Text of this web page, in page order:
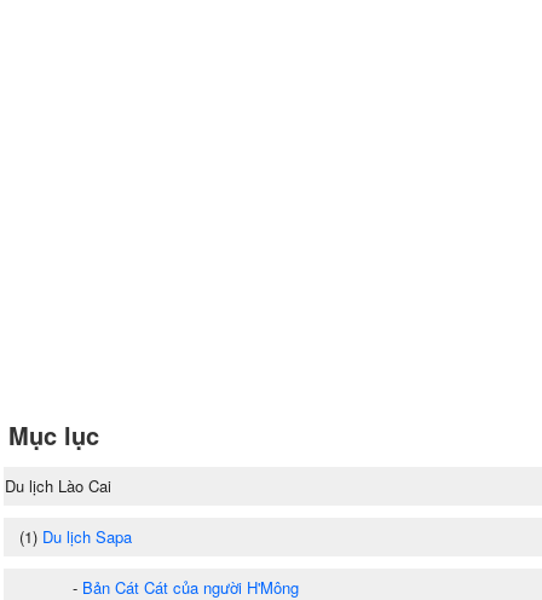
Mục lục
Du lịch Lào Cai
(1) Du lịch Sapa
- Bản Cát Cát của người H'Mông